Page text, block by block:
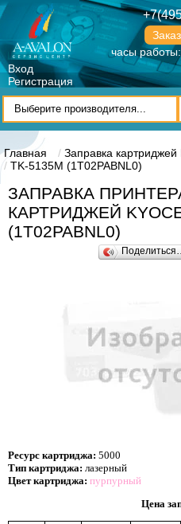
часы
Вход
Регистрация
Главная
Заправка картриджей
TK-5135M (1T02PABNL0)
ЗАПРАВКА
КАРТРИДЖЕЙ
(1T02PABNL0)
Ресурс картриджа: 5000
Тип картриджа: лазерный
Цвет картриджа: пурпурный
Цена